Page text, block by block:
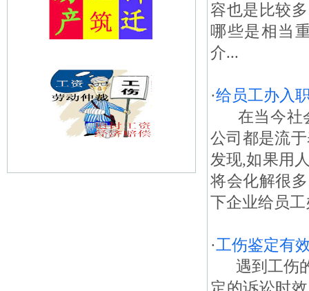
容也是比较
哪些是相当
介...
·给员工办入
在当今社
公司都是流
发现,如果用
将会化解很
下企业给员
·工伤鉴定有
遇到工伤的